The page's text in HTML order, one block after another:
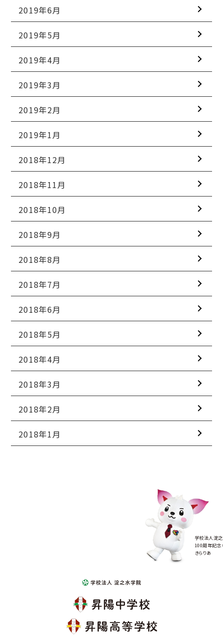
2019年6月
2019年5月
2019年4月
2019年3月
2019年2月
2019年1月
2018年12月
2018年11月
2018年10月
2018年9月
2018年8月
2018年7月
2018年6月
2018年5月
2018年4月
2018年3月
2018年2月
2018年1月
学校法人淀
100周年記念
きらりあ